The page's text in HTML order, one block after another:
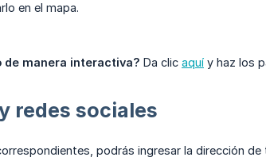
en el mapa.
de manera interactiva? Da clic aquí y haz los
redes sociales
podrás ingresar la dirección